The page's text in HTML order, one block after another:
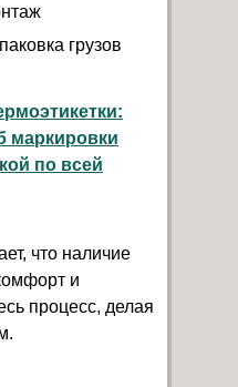
грузов
маркировки
по всей
что наличие
и
процесс, делая